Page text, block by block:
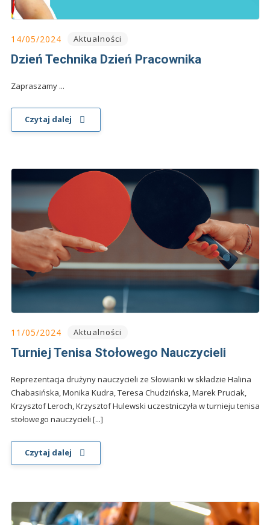
14/05/2024 Aktualności
Dzień Technika Dzień Pracownika
Zapraszamy ...
Czytaj dalej
11/05/2024 Aktualności
Turniej Tenisa Stołowego Nauczycieli
Reprezentacja drużyny nauczycieli ze Słowianki w składzie Halina
Chabasińska, Monika Kudra, Teresa Chudzińska, Marek Pruciak,
Krzysztof Leroch, Krzysztof Hulewski uczestniczyła w turnieju tenisa
stołowego nauczycieli [...]
Czytaj dalej